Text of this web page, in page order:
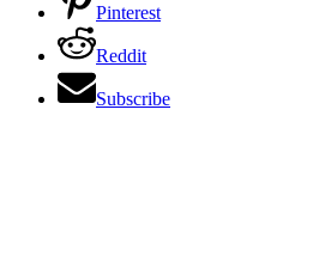
Pinterest
Reddit
Subscribe